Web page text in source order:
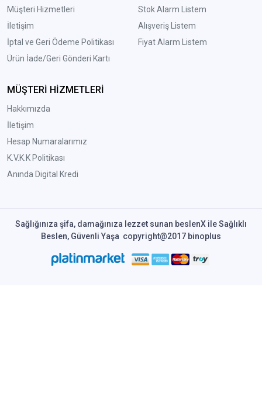
Müşteri Hizmetleri
İletişim
İptal ve Geri Ödeme Politikası
Ürün İade/Geri Gönderi Kartı
Stok Alarm Listem
Alışveriş Listem
Fiyat Alarm Listem
MÜŞTERİ HİZMETLERİ
Hakkımızda
İletişim
Hesap Numaralarımız
K.V.K.K Politikası
Anında Digital Kredi
Sağlığınıza şifa, damağınıza lezzet sunan beslenX ile Sağlıklı
Beslen, Güvenli Yaşa copyright@2017 binoplus